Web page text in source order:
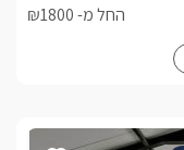
החל מ- ₪1800